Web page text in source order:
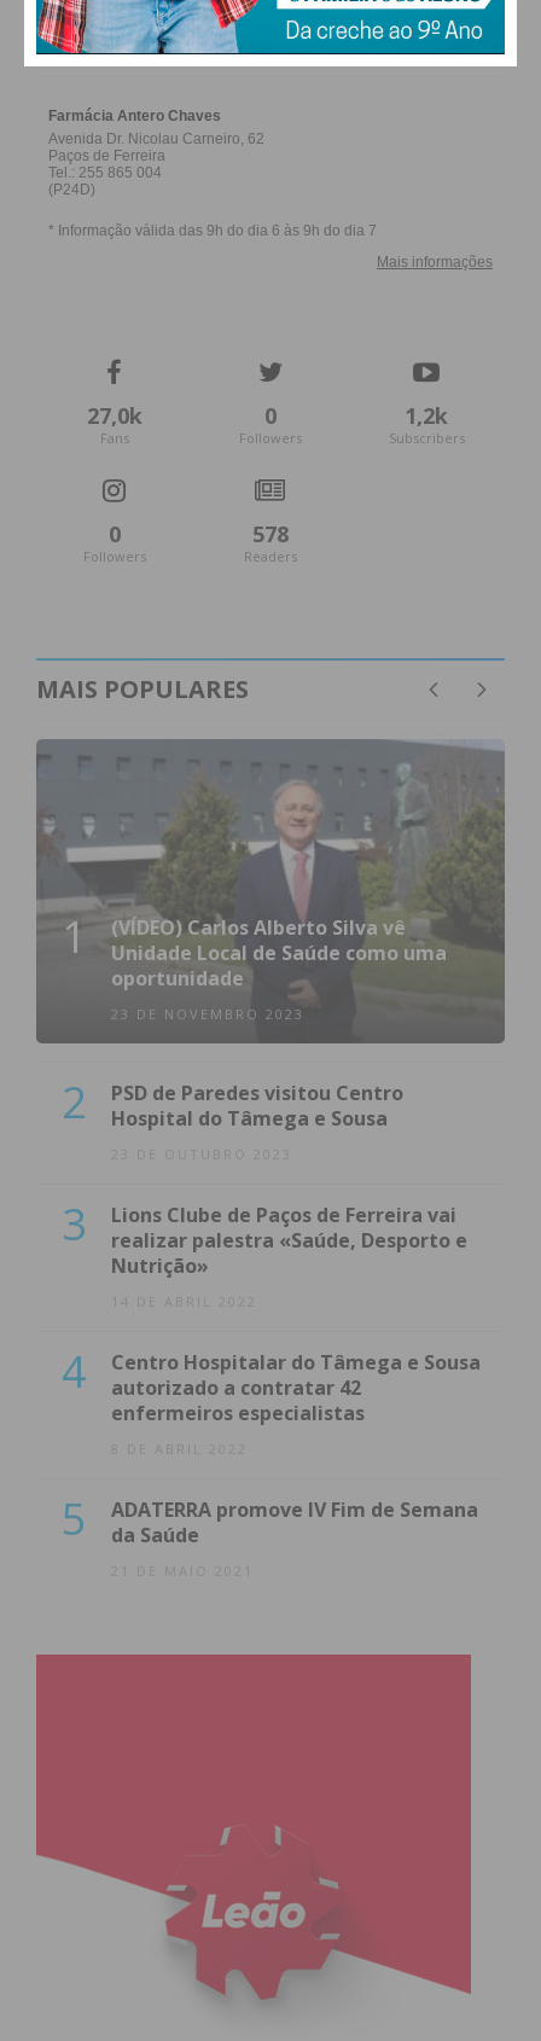
Subscreva a newsletter do
Imediato
Assine nossa newsletter por e-mail e
obtenha de forma regular a informação
atualizada.
Eu li e concordo com os
termos e
condições
FARMACIAS DE SERVIÇO EM PAÇOS DE
FERREIRA
27,0k
Fans
0
Followers
1,2k
Subscribers
0
Followers
578
Readers
MAIS POPULARES
1
(VÍDEO) Carlos Alberto Silva vê
Unidade Local de Saúde como uma
oportunidade
23 DE NOVEMBRO 2023
2
PSD de Paredes visitou Centro
Hospital do Tâmega e Sousa
23 DE OUTUBRO 2023
3
Lions Clube de Paços de Ferreira vai
realizar palestra «Saúde, Desporto e
Nutrição»
14 DE ABRIL 2022
4
Centro Hospitalar do Tâmega e Sousa
autorizado a contratar 42
enfermeiros especialistas
8 DE ABRIL 2022
5
ADATERRA promove IV Fim de Semana
da Saúde
21 DE MAIO 2021